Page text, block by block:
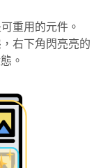
重用的元件。
右下角閃亮亮的
。